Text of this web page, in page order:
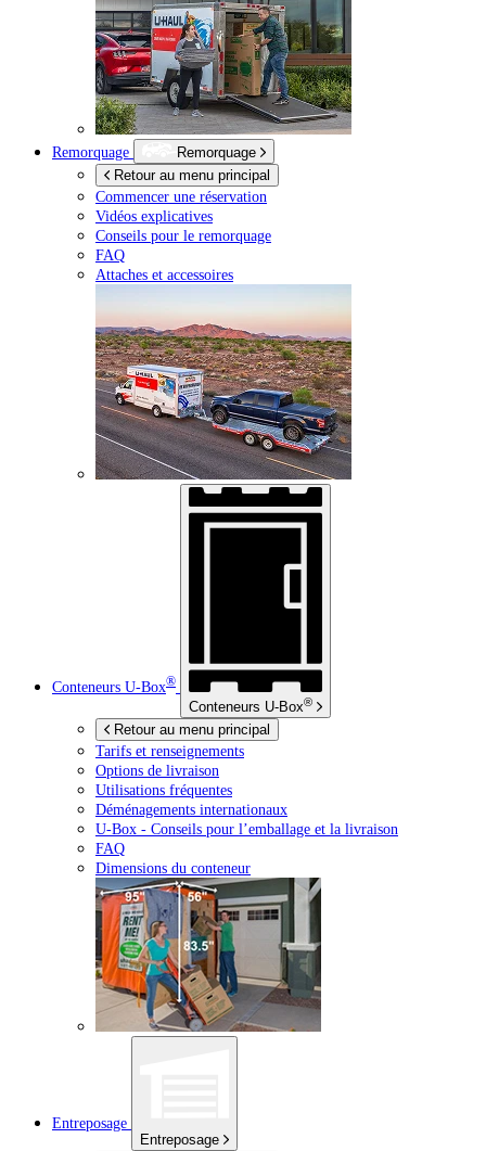
Remorquage
Remorquage
Retour au menu principal
Commencer une réservation
Vidéos explicatives
Conseils pour le remorquage
FAQ
Attaches et accessoires
Conteneurs U-Box®
Conteneurs U-Box®
Retour au menu principal
Tarifs et renseignements
Options de livraison
Utilisations fréquentes
Déménagements internationaux
U-Box - Conseils pour l’emballage et la livraison
FAQ
Dimensions du conteneur
Entreposage
Entreposage